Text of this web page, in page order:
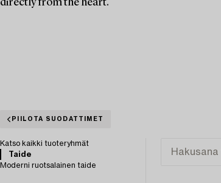
directly from the heart.
PIILOTA SUODATTIMET
Katso kaikki tuoteryhmät
Taide
Moderni ruotsalainen taide